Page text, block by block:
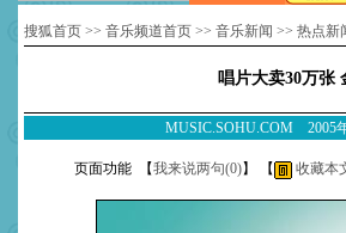
搜狐首页 >> 音乐频道首页 >> 音乐新闻 >> 热点新
唱片大卖30万张
MUSIC.SOHU.COM
页面功能 【我来说两句(0)】 【 收藏本